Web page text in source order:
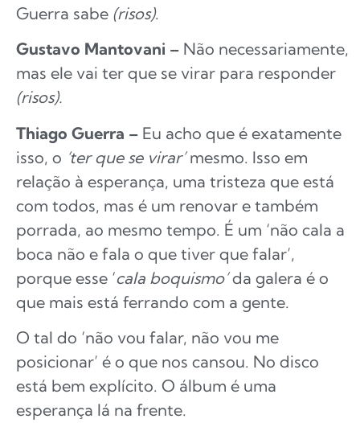
Guerra sabe (risos).
Gustavo Mantovani – Não necessariamente,
mas ele vai ter que se virar para responder
(risos).
Thiago Guerra – Eu acho que é exatamente
isso, o ‘ter que se virar’mesmo. Isso em
relação à esperança, uma tristeza que está
com todos, mas é um renovar e também
porrada, ao mesmo tempo. É um ‘não cala a
boca não e fala o que tiver que falar’,
porque esse ‘cala boquismo’da galera é o
que mais está ferrando com a gente.
O tal do ‘não vou falar, não vou me
posicionar’ é o que nos cansou. No disco
está bem explícito. O álbum é uma
esperança lá na frente.